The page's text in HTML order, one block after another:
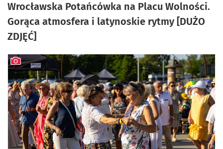
Wrocławska Potańcówka na Placu Wolności.
Gorąca atmosfera i latynoskie rytmy [DUŻO
ZDJĘĆ]